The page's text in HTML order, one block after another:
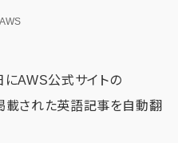
AWS公式サイトの
載された英語記事を自動翻